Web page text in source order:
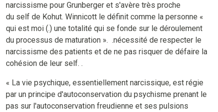
narcissisme pour Grunberger et s'avère très proche
du self de Kohut. Winnicott le définit comme la personne «
qui est moi (.) une totalité qui se fonde sur le déroulement
du processus de maturation ». .nécessité de respecter le
narcissisme des patients et de ne pas risquer de défaire la
cohésion de leur self. .
« La vie psychique, essentiellement narcissique, est régie
par un principe d'autoconservation du psychisme prenant le
pas sur l'autoconservation freudienne et ses pulsions